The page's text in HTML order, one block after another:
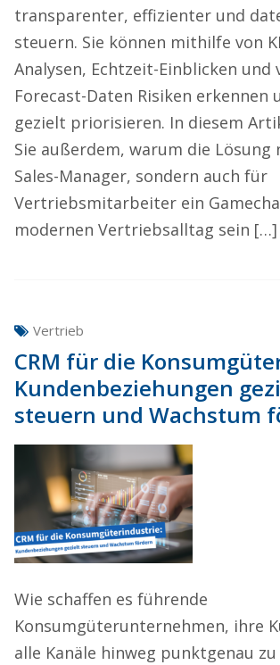
transparenter, effizienter und
steuern. Sie können mithilfe von
Analysen, Echtzeit-Einblicken und
Forecast-Daten Risiken erkennen
gezielt priorisieren. In diesem
Sie außerdem, warum die
Sales-Manager, sondern auch für
Vertriebsmitarbeiter ein
modernen Vertriebsalltag sein […]
Vertrieb
CRM für die
Kundenbeziehungen
steuern und Wachstum
Wie schaffen es führende
Konsumgüterunternehmen, ihre
alle Kanäle hinweg punktgenau